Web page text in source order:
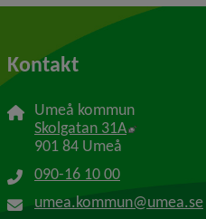
Kontakt
Umeå kommun
Skolgatan 31A Länk till
901 84 Umeå
090-16 10 00
umea.kommun@umea.se